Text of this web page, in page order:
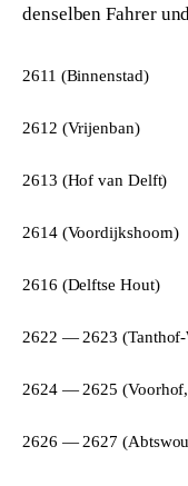
denselben Fahrer
2611 (Binnenstad)
2612 (Vrijenban)
2613 (Hof van Delft)
2614 (Voordijkshoorn)
2616 (Delftse Hout)
2622 — 2623 (Tanthof-
2624 — 2625
2626 — 2627